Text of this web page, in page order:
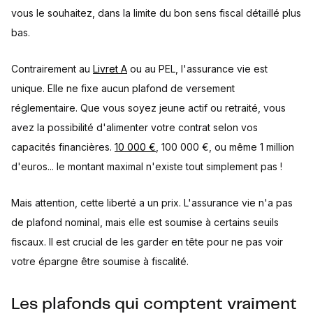
vous le souhaitez, dans la limite du bon sens fiscal détaillé plus
bas.
Contrairement au Livret A ou au PEL, l'assurance vie est
unique. Elle ne fixe aucun plafond de versement
réglementaire. Que vous soyez jeune actif ou retraité, vous
avez la possibilité d'alimenter votre contrat selon vos
capacités financières. 10 000 € , 100 000 €, ou même 1 million
d'euros... le montant maximal n'existe tout simplement pas !
Mais attention, cette liberté a un prix. L'assurance vie n'a pas
de plafond nominal, mais elle est soumise à certains seuils
fiscaux. Il est crucial de les garder en tête pour ne pas voir
votre épargne être soumise à fiscalité.
Les plafonds qui comptent vraiment